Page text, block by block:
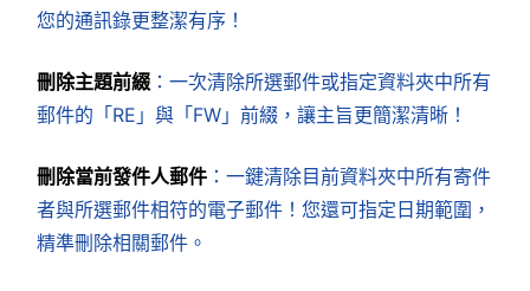
您的通訊錄更整潔有序！
刪除主題前綴 ：一次清除所選郵件或指定資料夾中所有
郵件的「RE」與「FW」前綴，讓主旨更簡潔清晰！
刪除當前發件人郵件 ：一鍵清除目前資料夾中所有寄件
者與所選郵件相符的電子郵件！您還可指定日期範圍，
精準刪除相關郵件。